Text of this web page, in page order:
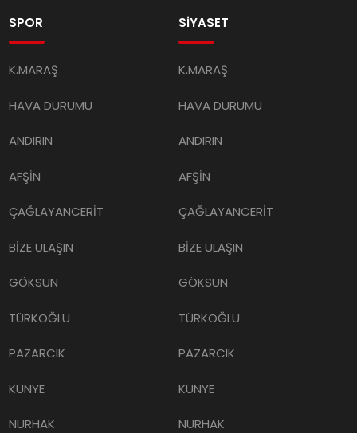
SPOR
K.MARAŞ
HAVA DURUMU
ANDIRIN
AFŞİN
ÇAĞLAYANCERİT
BİZE ULAŞIN
GÖKSUN
TÜRKOĞLU
PAZARCIK
KÜNYE
NURHAK
SİYASET
K.MARAŞ
HAVA DURUMU
ANDIRIN
AFŞİN
ÇAĞLAYANCERİT
BİZE ULAŞIN
GÖKSUN
TÜRKOĞLU
PAZARCIK
KÜNYE
NURHAK